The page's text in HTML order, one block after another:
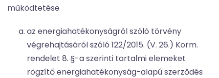
működtetése
az energiahatékonyságról szóló törvény
végrehajtásáról szóló 122/2015. (V. 26.) Korm.
rendelet 8. §-a szerinti tartalmi elemeket
rögzítő energiahatékonyság-alapú szerződés